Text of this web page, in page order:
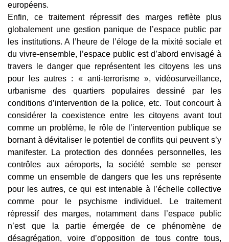
européens.
Enfin, ce traitement répressif des marges reflète plus
globalement une gestion panique de l’espace public par
les institutions. A l’heure de l’éloge de la mixité sociale et
du vivre-ensemble, l’espace public est d’abord envisagé à
travers le danger que représentent les citoyens les uns
pour les autres : « anti-terrorisme », vidéosurveillance,
urbanisme des quartiers populaires dessiné par les
conditions d’intervention de la police, etc. Tout concourt à
considérer la coexistence entre les citoyens avant tout
comme un problème, le rôle de l’intervention publique se
bornant à dévitaliser le potentiel de conflits qui peuvent s’y
manifester. La protection des données personnelles, les
contrôles aux aéroports, la société semble se penser
comme un ensemble de dangers que les uns représente
pour les autres, ce qui est intenable à l’échelle collective
comme pour le psychisme individuel. Le traitement
répressif des marges, notamment dans l’espace public
n’est que la partie émergée de ce phénomène de
désagrégation, voire d’opposition de tous contre tous,